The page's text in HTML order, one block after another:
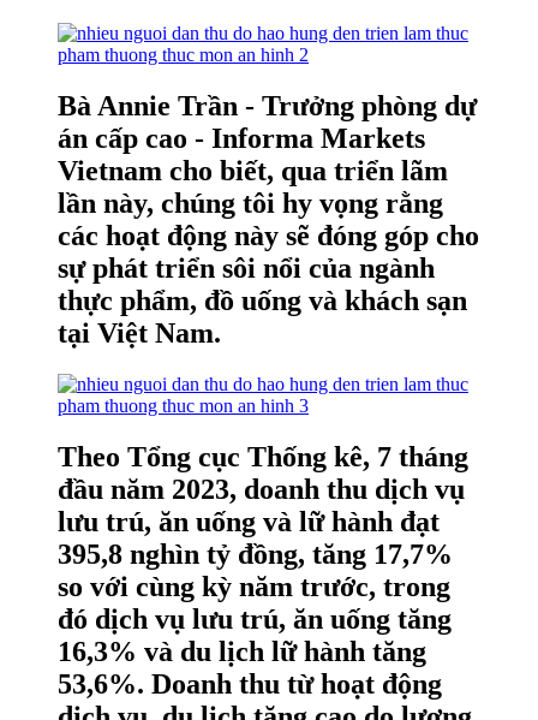
Bà Annie Trần - Trưởng phòng dự
án cấp cao - Informa Markets
Vietnam cho biết, qua triển lãm
lần này, chúng tôi hy vọng rằng
các hoạt động này sẽ đóng góp cho
sự phát triển sôi nổi của ngành
thực phẩm, đồ uống và khách sạn
tại Việt Nam.
Theo Tổng cục Thống kê, 7 tháng
đầu năm 2023, doanh thu dịch vụ
lưu trú, ăn uống và lữ hành đạt
395,8 nghìn tỷ đồng, tăng 17,7%
so với cùng kỳ năm trước, trong
đó dịch vụ lưu trú, ăn uống tăng
16,3% và du lịch lữ hành tăng
53,6%. Doanh thu từ hoạt động